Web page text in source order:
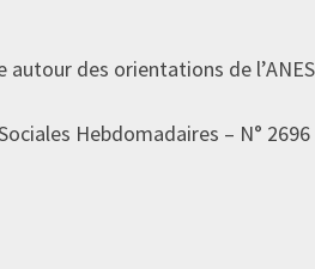
autour des orientations de
Hebdomadaires – N°